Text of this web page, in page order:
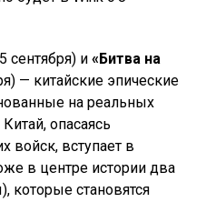
сентября) и «Битва на
— китайские эпические
на реальных
опасаясь
войск, вступает в
в центре истории два
которые становятся